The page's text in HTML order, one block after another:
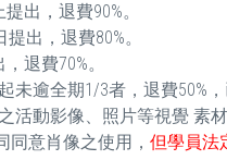
出，退費90%。
出，退費80%。
退費70%。
逾全期1/3者，退費50%
活動影像、照片等視覺 素
同意肖像之使用， 但學員法